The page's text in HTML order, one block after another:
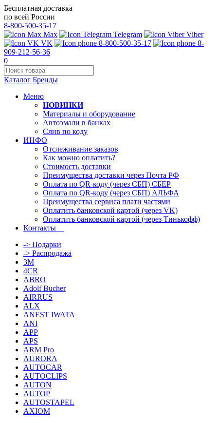
Бесплатная доставка
по всей России
8-800-500-35-17
Max
Telegram
Viber
VK
8-800-500-35-17
8-
909-212-56-36
0
Каталог Бренды
Меню
НОВИНКИ
Материалы и оборудование
Автоэмали в банках
Слив по коду
ИНФО
Отслеживание заказов
Как можно оплатить?
Стоимость доставки
Преимущества доставки через Почта РФ
Оплата по QR-коду (через СБП) СБЕР
Оплата по QR-коду (через СБП) АЛЬФА
Преимущества сервиса плати частями
Оплатить банковской картой (через VK)
Оплатить банковской картой (через Тинькофф)
Контакты
-> Подарки
-> Распродажа
3M
4CR
ABRO
Adolf Bucher
AIRRUS
ALX
ANEST IWATA
ANI
APP
APS
ARM Pro
AURORA
AUTOCAR
AUTOCLIPS
AUTON
AUTOP
AUTOSTAPEL
AXIOM